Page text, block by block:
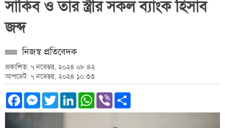
সাকিব ও তার স্ত্রীর সকল ব্যাংক হিসাব
জব্দ
নিজস্ব প্রতিবেদক
প্রকাশিত: ৭ নভেম্বর, ২০২৪ ০৮:৪২
আপডেট: ৭ নভেম্বর, ২০২৪ ১০:৩৩
Facebook
Messenger
TwitterLinkedInWhatsApp
Viber